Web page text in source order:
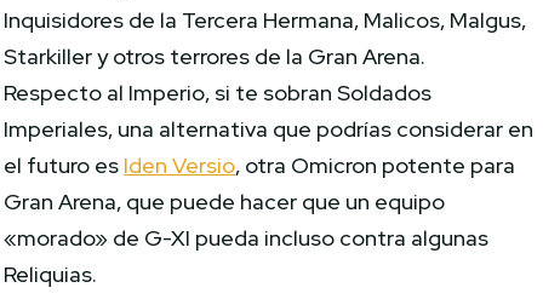
Inquisidores de la Tercera Hermana, Malicos, Malgus,
Starkiller y otros terrores de la Gran Arena.
Respecto al Imperio, si te sobran Soldados
Imperiales, una alternativa que podrías considerar en
el futuro es Iden Versio, otra Omicron potente para
Gran Arena, que puede hacer que un equipo
«morado» de G-XI pueda incluso contra algunas
Reliquias.